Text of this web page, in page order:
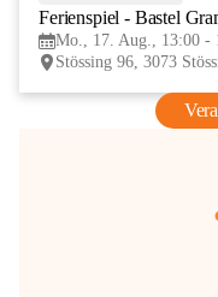
Ferienspiel - Bastel
Mo., 17. Aug., 13:00 -
Stössing 96, 3073